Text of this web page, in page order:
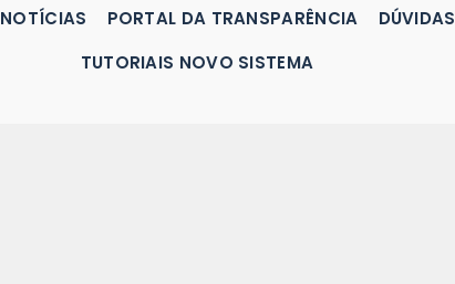
NOTÍCIAS PORTAL DA TRANSPARÊNCIA DÚVIDAS
TUTORIAIS NOVO SISTEMA